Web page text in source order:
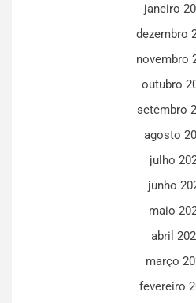
janeiro
dezembro
novembro
outubro
setembro
agosto
julho
junho
maio
abril
março
fevereiro